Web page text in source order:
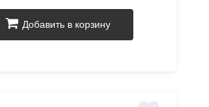
Добавить в корзину